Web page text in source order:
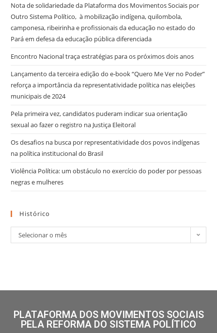
Nota de solidariedade da Plataforma dos Movimentos Sociais por
Outro Sistema Político, à mobilização indígena, quilombola,
camponesa, ribeirinha e profissionais da educação no estado do
Pará em defesa da educação pública diferenciada
Encontro Nacional traça estratégias para os próximos dois anos
Lançamento da terceira edição do e-book “Quero Me Ver no Poder”
reforça a importância da representatividade política nas eleições
municipais de 2024
Pela primeira vez, candidatos puderam indicar sua orientação
sexual ao fazer o registro na Justiça Eleitoral
Os desafios na busca por representatividade dos povos indígenas
na política institucional do Brasil
Violência Política: um obstáculo no exercício do poder por pessoas
negras e mulheres
Histórico
Selecionar o mês
PLATAFORMA DOS MOVIMENTOS SOCIAIS
PELA REFORMA DO SISTEMA POLÍTICO